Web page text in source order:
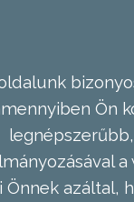
Ön
Önnek azáltal,